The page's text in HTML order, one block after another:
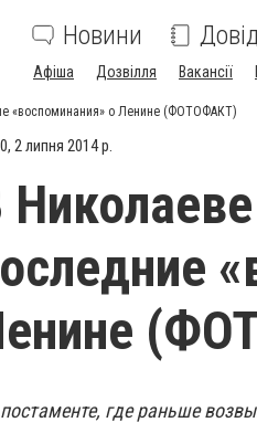
Новини
Афіша Дозвілля Вакансії
«воспоминания» о Ленине (ФОТОФАКТ)
2 липня 2014 р.
где раньше